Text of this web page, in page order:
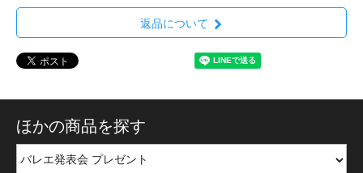
返品について
ほかの商品を探す